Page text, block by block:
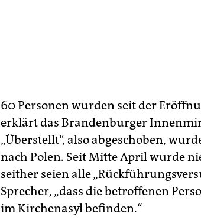
60 Personen wurden seit der
erklärt das Brandenburger
„Überstellt“, also abgeschoben,
nach Polen. Seit Mitte April wurde
seither seien alle
Sprecher, „dass die betroffenen
im Kirchenasyl befinden.“